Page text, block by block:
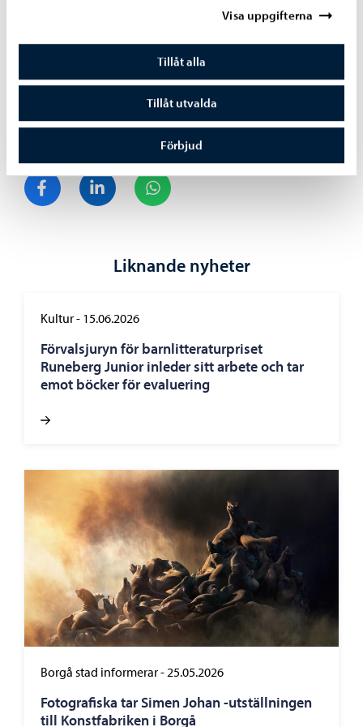
Visa uppgifterna
Tillåt alla
Tillåt utvalda
Förbjud
Konsertserien Toner i Konsthallen ordnas av Borgå stads
kulturtjänster i samarbete med Stiftelsen för
Dela på FacebookDela på LinkedInDela på WhatsApp
Liknande nyheter
Kultur- 15.06.2026
Förvalsjuryn för barnlitteraturpriset
Runeberg Junior inleder sitt arbete och tar
emot böcker för evaluering
Borgå stad informerar- 25.05.2026
Fotografiska tar Simen Johan -utställningen
till Konstfabriken i Borgå